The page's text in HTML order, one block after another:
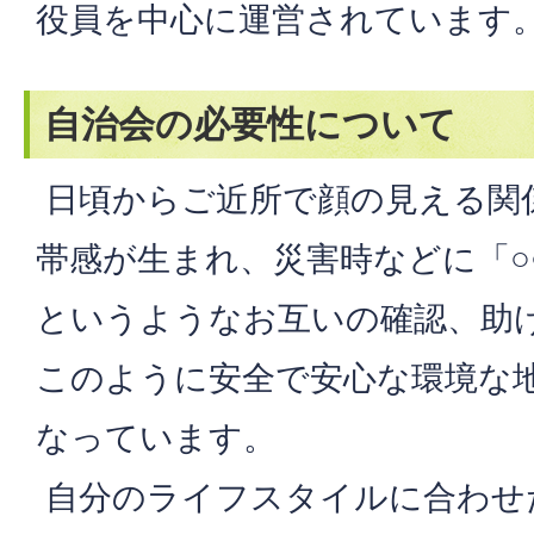
役員を中心に運営されています
自治会の必要性について
日頃からご近所で顔の見える
帯感が生まれ、災害時などに「
というようなお互いの確認、助
このように安全で安心な環境な
なっています。
自分のライフスタイルに合わ